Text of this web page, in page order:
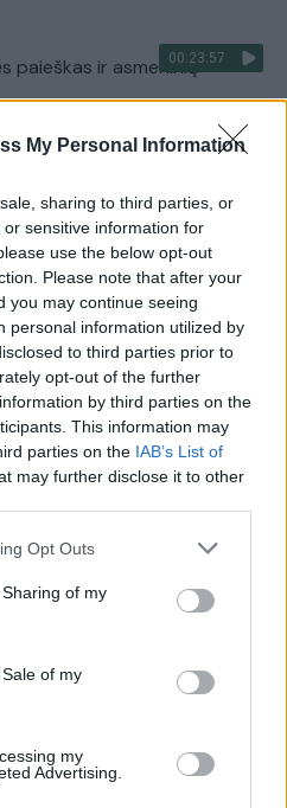
My Personal Information
sharing to third parties, or
sensitive information for
use the below opt-out
Please note that after your
you may continue seeing
personal information utilized by
to third parties prior to
opt-out of the further
by third parties on the
This information may
parties on the IAB’s List of
may further disclose it to other
Opt Outs
of my
of my
my
Advertising.
00:23:57
paieškas ir asmeninių
ritmu
00:00:40
daugiau klausimų: du
įrašai
00:00:30
Vilniaus r.: dviejų moterų ir
karštas: temperatūra kils iki